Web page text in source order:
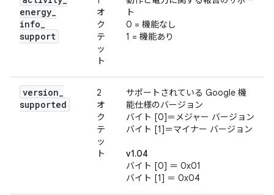
energy_
info_
support
オ
ク
テ
ッ
ト
ト
0 = 機能なし
1 = 機能あり
version_
supported
2
オ
ク
テ
ッ
ト
サポートされている Google 機
能仕様のバージョン
バイト [0]＝メジャー バージョン
バイト [1]＝マイナー バージョン
v1.04
バイト [0] ＝ 0x01
バイト [1] ＝ 0x04